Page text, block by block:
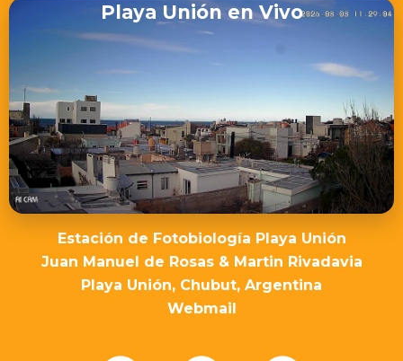
Playa Unión en Vivo
Estación de Fotobiología Playa Unión
Juan Manuel de Rosas & Martin Rivadavia
Playa Unión, Chubut, Argentina
Webmail